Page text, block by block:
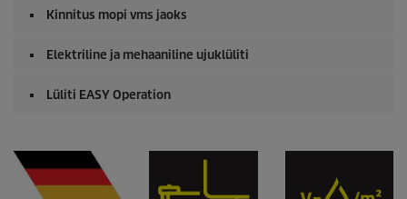
Kinnitus mopi vms jaoks
Elektriline ja mehaaniline ujuklüliti
Lüliti EASY Operation